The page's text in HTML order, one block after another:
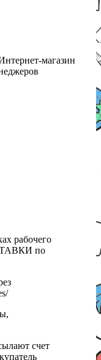
магазин
рабочего
по
счет